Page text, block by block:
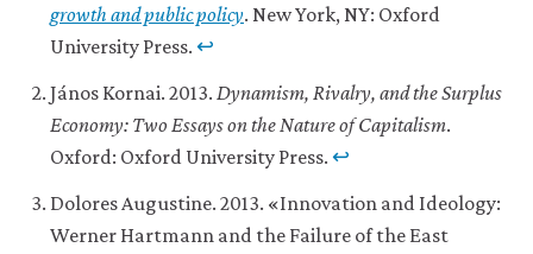
growth and public policy. New York, NY: Oxford
University Press. ↩
János Kornai. 2013. Dynamism, Rivalry, and the Surplus
Economy: Two Essays on the Nature of Capitalism.
Oxford: Oxford University Press. ↩
Dolores Augustine. 2013. «Innovation and Ideology:
Werner Hartmann and the Failure of the East